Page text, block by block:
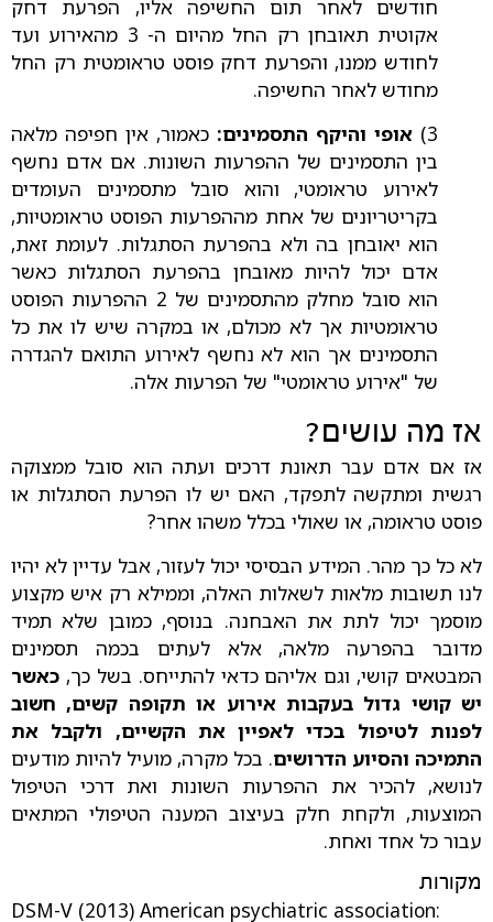
חודשים לאחר תום החשיפה אליו, הפרעת דחק
אקוטית תאובחן רק החל מהיום ה- 3 מהאירוע ועד
לחודש ממנו, והפרעת דחק פוסט טראומטית רק החל
מחודש לאחר החשיפה.
3) אופי והיקף התסמינים: כאמור, אין חפיפה מלאה
בין התסמינים של ההפרעות השונות. אם אדם נחשף
לאירוע טראומטי, והוא סובל מתסמינים העומדים
בקריטריונים של אחת מההפרעות הפוסט טראומטיות,
הוא יאובחן בה ולא בהפרעת הסתגלות. לעומת זאת,
אדם יכול להיות מאובחן בהפרעת הסתגלות כאשר
הוא סובל מחלק מהתסמינים של 2 ההפרעות הפוסט
טראומטיות אך לא מכולם, או במקרה שיש לו את כל
התסמינים אך הוא לא נחשף לאירוע התואם להגדרה
של "אירוע טראומטי" של הפרעות אלה.
אז מה עושים?
אז אם אדם עבר תאונת דרכים ועתה הוא סובל ממצוקה
רגשית ומתקשה לתפקד, האם יש לו הפרעת הסתגלות או
פוסט טראומה, או שאולי בכלל משהו אחר?
לא כל כך מהר. המידע הבסיסי יכול לעזור, אבל עדיין לא יהיו
לנו תשובות מלאות לשאלות האלה, וממילא רק איש מקצוע
מוסמך יכול לתת את האבחנה. בנוסף, כמובן שלא תמיד
מדובר בהפרעה מלאה, אלא לעתים בכמה תסמינים
המבטאים קושי, וגם אליהם כדאי להתייחס. בשל כך, כאשר
יש קושי גדול בעקבות אירוע או תקופה קשים, חשוב
לפנות לטיפול בכדי לאפיין את הקשיים, ולקבל את
התמיכה והסיוע הדרושים. בכל מקרה, מועיל להיות מודעים
לנושא, להכיר את ההפרעות השונות ואת דרכי הטיפול
המוצעות, ולקחת חלק בעיצוב המענה הטיפולי המתאים
עבור כל אחד ואחת.
מקורות
DSM-V (2013) American psychiatric association: